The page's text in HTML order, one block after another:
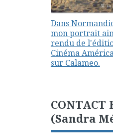
Dans
mon portrait
rendu de
Cinéma
sur Calameo.
CONTACT
(Sandra